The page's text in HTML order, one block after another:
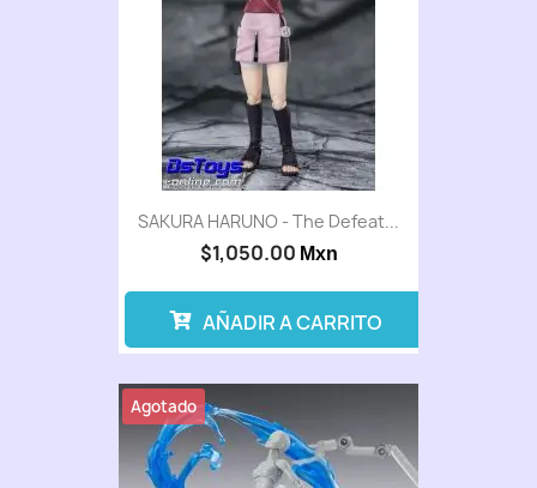
SAKURA HARUNO - The Defeat...
$1,050.00 Mxn
AÑADIR A CARRITO
Agotado